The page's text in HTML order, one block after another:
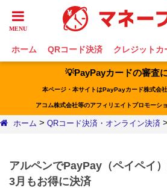
ホーム QRコード決済 クレジットカ
💡PayPayカードの審査
本ページ・本サイトはPayPayカード株式会
アコム株式会社等のアフィリエイトプロモーシ
ホーム > QRコード決済・オンライン決済 >
アルペンでPayPay（ペイペイ
3月もお得に決済